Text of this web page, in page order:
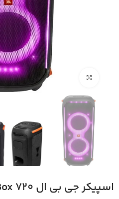
بزرگنمایی تصویر
اسپیکر جی بی ال Party Box 720